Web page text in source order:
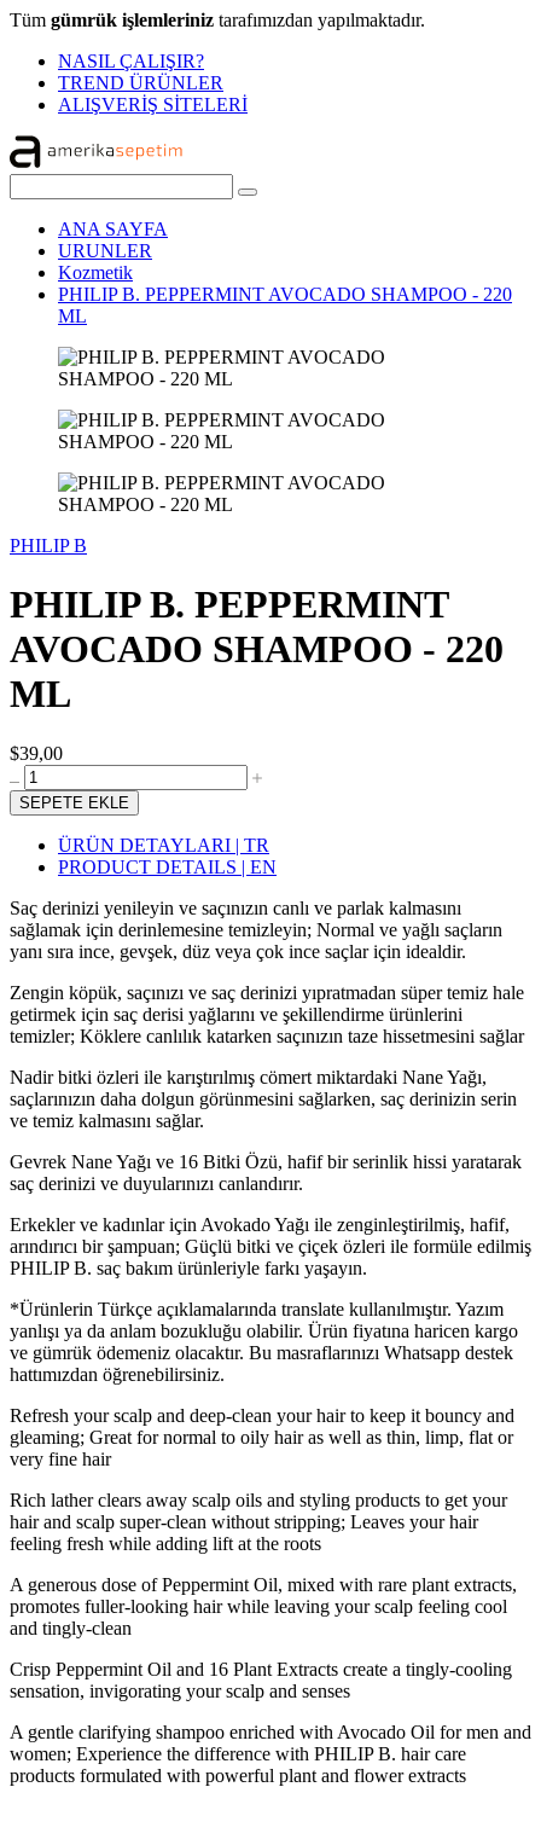
Tüm gümrük işlemleriniz tarafımızdan yapılmaktadır.
NASIL ÇALIŞIR?
TREND ÜRÜNLER
ALIŞVERİŞ SİTELERİ
ANA SAYFA
URUNLER
Kozmetik
PHILIP B. PEPPERMINT AVOCADO SHAMPOO - 220
ML
PHILIP B
PHILIP B. PEPPERMINT
AVOCADO SHAMPOO - 220
ML
$39,00
SEPETE EKLE
ÜRÜN DETAYLARI | TR
PRODUCT DETAILS | EN
Saç derinizi yenileyin ve saçınızın canlı ve parlak kalmasını
sağlamak için derinlemesine temizleyin; Normal ve yağlı saçların
yanı sıra ince, gevşek, düz veya çok ince saçlar için idealdir.
Zengin köpük, saçınızı ve saç derinizi yıpratmadan süper temiz hale
getirmek için saç derisi yağlarını ve şekillendirme ürünlerini
temizler; Köklere canlılık katarken saçınızın taze hissetmesini sağlar
Nadir bitki özleri ile karıştırılmış cömert miktardaki Nane Yağı,
saçlarınızın daha dolgun görünmesini sağlarken, saç derinizin serin
ve temiz kalmasını sağlar.
Gevrek Nane Yağı ve 16 Bitki Özü, hafif bir serinlik hissi yaratarak
saç derinizi ve duyularınızı canlandırır.
Erkekler ve kadınlar için Avokado Yağı ile zenginleştirilmiş, hafif,
arındırıcı bir şampuan; Güçlü bitki ve çiçek özleri ile formüle edilmiş
PHILIP B. saç bakım ürünleriyle farkı yaşayın.
*Ürünlerin Türkçe açıklamalarında translate kullanılmıştır. Yazım
yanlışı ya da anlam bozukluğu olabilir. Ürün fiyatına haricen kargo
ve gümrük ödemeniz olacaktır. Bu masraflarınızı Whatsapp destek
hattımızdan öğrenebilirsiniz.
Refresh your scalp and deep-clean your hair to keep it bouncy and
gleaming; Great for normal to oily hair as well as thin, limp, flat or
very fine hair
Rich lather clears away scalp oils and styling products to get your
hair and scalp super-clean without stripping; Leaves your hair
feeling fresh while adding lift at the roots
A generous dose of Peppermint Oil, mixed with rare plant extracts,
promotes fuller-looking hair while leaving your scalp feeling cool
and tingly-clean
Crisp Peppermint Oil and 16 Plant Extracts create a tingly-cooling
sensation, invigorating your scalp and senses
A gentle clarifying shampoo enriched with Avocado Oil for men and
women; Experience the difference with PHILIP B. hair care
products formulated with powerful plant and flower extracts